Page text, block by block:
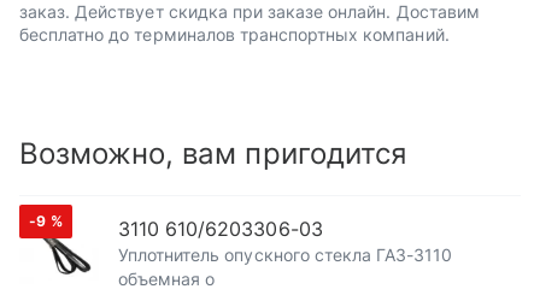
заказ. Действует скидка при заказе онлайн. Доставим
бесплатно до терминалов транспортных компаний.
Возможно, вам пригодится
-9 % 3110 610/6203306-03
Уплотнитель опускного стекла ГАЗ-3110
объемная о